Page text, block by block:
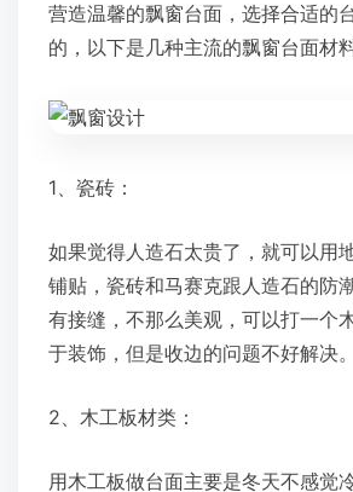
营造温馨的飘窗台面，选择合适的
的，以下是几种主流的飘窗台面材料
1、瓷砖：
如果觉得人造石太贵了，就可以用
铺贴，瓷砖和马赛克跟人造石的防
有接缝，不那么美观，可以打一个
于装饰，但是收边的问题不好解决。
2、木工板材类：
用木工板做台面主要是冬天不感觉